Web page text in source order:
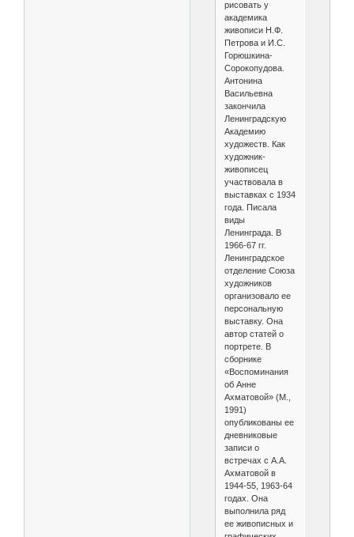
рисовать у
академика
живописи Н.Ф.
Петрова и И.С.
Горюшкина-
Сорокопудова.
Антонина
Васильевна
закончила
Ленинградскую
Академию
художеств. Как
художник-
живописец
участвовала в
выставках с 1934
года. Писала
виды
Ленинграда. В
1966-67 гг.
Ленинградское
отделение Союза
художников
организовало ее
персональную
выставку. Она
автор статей о
портрете. В
сборнике
«Воспоминания
об Анне
Ахматовой» (М.,
1991)
опубликованы ее
дневниковые
записи о
встречах с А.А.
Ахматовой в
1944-55, 1963-64
годах. Она
выполнила ряд
ее живописных и